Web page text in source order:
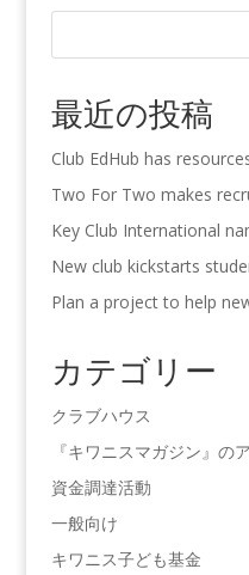
最近の投稿
Club EdHub has
Two For Two makes
Key Club International
New club kickstarts
Plan a project to help
カテゴリー
クラブハウス
『キワニスマガジン』の
資金調達活動
一般向け
キワニス子ども基金